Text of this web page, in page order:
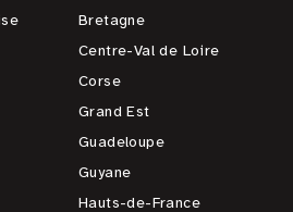
Bretagne
Centre-Val de Loire
Corse
Grand Est
Guadeloupe
Guyane
Hauts-de-France